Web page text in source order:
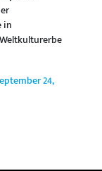
in
24,